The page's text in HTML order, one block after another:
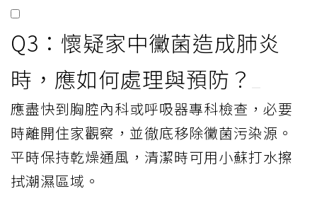
Q3：懷疑家中黴菌造成肺炎
時，應如何處理與預防？
應盡快到胸腔內科或呼吸器專科檢查，必要
時離開住家觀察，並徹底移除黴菌污染源。
平時保持乾燥通風，清潔時可用小蘇打水擦
拭潮濕區域。